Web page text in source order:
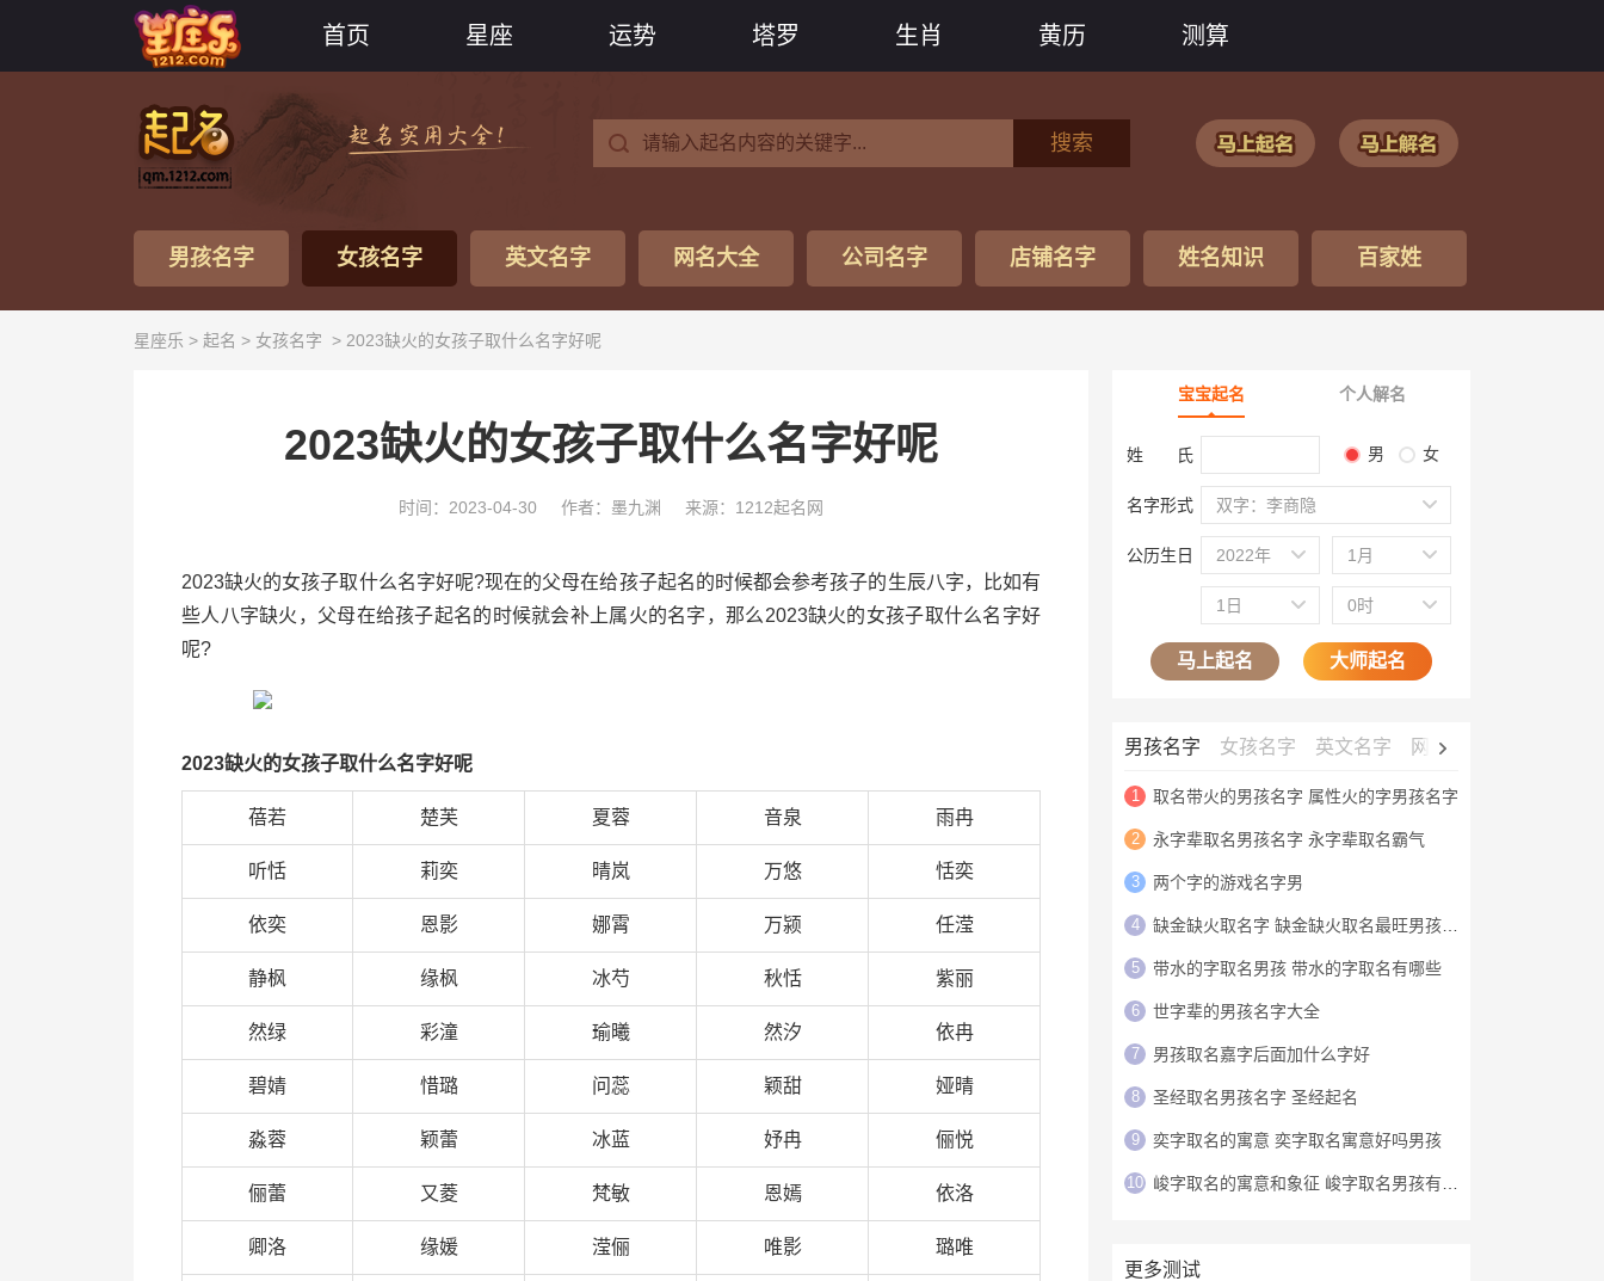
首页 星座 运势 塔罗 生肖 黄历 测算
搜索
男孩名字 女孩名字 英文名字 网名大全 公司名字 店铺名字 姓名知识 百家姓
星座乐 > 起名 > 女孩名字 > 2023缺火的女孩子取什么名字好呢
2023缺火的女孩子取什么名字好呢
时间：2023-04-30 作者：墨九渊 来源：1212起名网
2023缺火的女孩子取什么名字好呢?现在的父母在给孩子起名的时候都会参考孩子的生辰八字，比如有
些人八字缺火，父母在给孩子起名的时候就会补上属火的名字，那么2023缺火的女孩子取什么名字好
呢?
2023缺火的女孩子取什么名字好呢
蓓若 楚芙 夏蓉 音泉 雨冉
听恬 莉奕 晴岚 万悠 恬奕
依奕 恩影 娜霄 万颍 任滢
静枫 缘枫 冰芍 秋恬 紫丽
然绿 彩潼 瑜曦 然汐 依冉
碧婧 惜璐 问蕊 颖甜 娅晴
淼蓉 颖蕾 冰蓝 妤冉 俪悦
俪蕾 又菱 梵敏 恩嫣 依洛
卿洛 缘媛 滢俪 唯影 璐唯
宝宝起名 个人解名
姓 氏 男 女
名字形式 双字：李商隐
公历生日 2022年 1月
1日 0时
马上起名 大师起名
男孩名字 女孩名字 英文名字 网名大全
1 取名带火的男孩名字 属性火的字男孩名字
2 永字辈取名男孩名字 永字辈取名霸气
3 两个字的游戏名字男
4 缺金缺火取名字 缺金缺火取名最旺男孩名字
5 带水的字取名男孩 带水的字取名有哪些
6 世字辈的男孩名字大全
7 男孩取名嘉字后面加什么字好
8 圣经取名男孩名字 圣经起名
9 奕字取名的寓意 奕字取名寓意好吗男孩
10 峻字取名的寓意和象征 峻字取名男孩有寓意
更多测试